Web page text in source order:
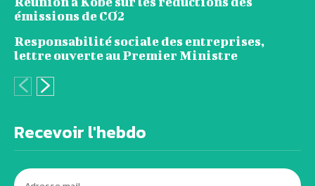
émissions de CO2
Responsabilité sociale des entreprises,
lettre ouverte au Premier Ministre
Recevoir l'hebdo